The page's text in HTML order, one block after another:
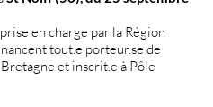
en charge par la Région
tout.e porteur.se de
et inscrit.e à Pôle